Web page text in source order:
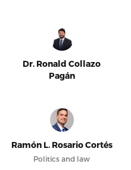
Dr. Ronald Collazo
Pagán
Ramón L. Rosario Cortés
Politics and law